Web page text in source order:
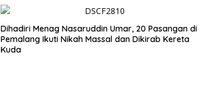
Dihadiri Menag Nasaruddin Umar, 20 Pasangan di
Pemalang Ikuti Nikah Massal dan Dikirab Kereta
Kuda